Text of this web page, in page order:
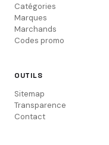
Catégories
Marques
Marchands
Codes promo
OUTILS
Sitemap
Transparence
Contact